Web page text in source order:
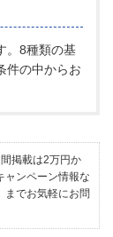
。8種類の基
件の中からお
掲載は2万円か
ャンペーン情報な
までお気軽にお問